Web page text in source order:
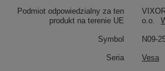
Podmiot odpowiedzialny za ten
produkt na terenie UE
o.o.
Symbol N09-
Seria Vesa